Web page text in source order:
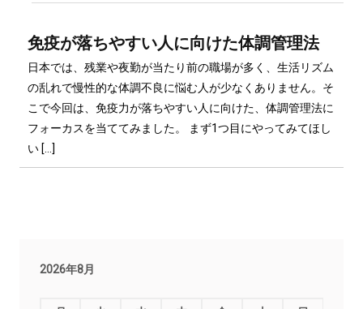
免疫が落ちやすい人に向けた体調管理法
日本では、残業や夜勤が当たり前の職場が多く、生活リズム
の乱れで慢性的な体調不良に悩む人が少なくありません。そ
こで今回は、免疫力が落ちやすい人に向けた、体調管理法に
フォーカスを当ててみました。 まず1つ目にやってみてほし
い […]
2026年8月